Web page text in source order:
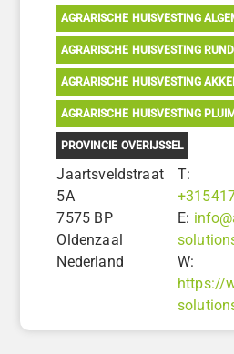
AGRARISCHE HUISVESTING
AGRARISCHE HUISVESTING
AGRARISCHE HUISVESTING
AGRARISCHE HUISVESTING
PROVINCIE OVERIJSSEL
Jaartsveldstraat
5A
7575 BP
Oldenzaal
Nederland
T:
E:
W:
https://